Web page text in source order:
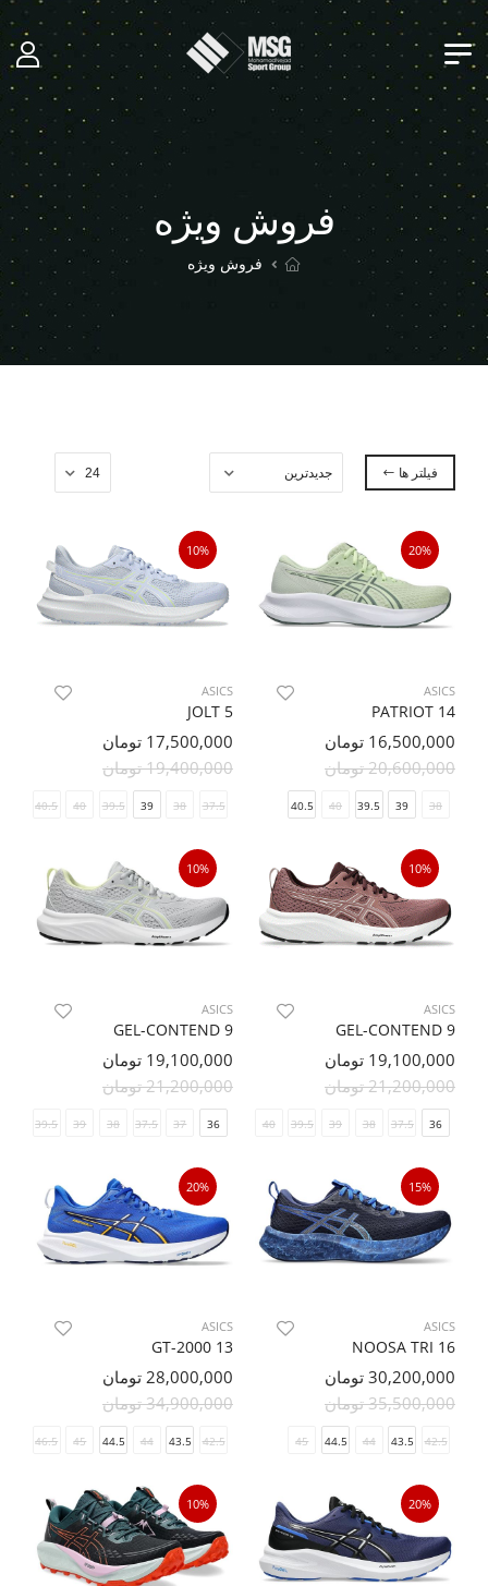
فروش ویژه
فروش ویژه
فیلتر ها
20%
ASICS
PATRIOT 14
16,500,000 تومان
20,600,000 تومان
38
39
39.5
40
40.5
10%
ASICS
JOLT 5
17,500,000 تومان
19,400,000 تومان
37.5
38
39
39.5
40
40.5
10%
ASICS
GEL-CONTEND 9
19,100,000 تومان
21,200,000 تومان
36
37.5
38
39
39.5
40
41.5
10%
ASICS
GEL-CONTEND 9
19,100,000 تومان
21,200,000 تومان
36
37
37.5
38
39
39.5
15%
ASICS
NOOSA TRI 16
30,200,000 تومان
35,500,000 تومان
42.5
43.5
44
44.5
45
20%
ASICS
GT-2000 13
28,000,000 تومان
34,900,000 تومان
42.5
43.5
44
44.5
45
46.5
20%
10%